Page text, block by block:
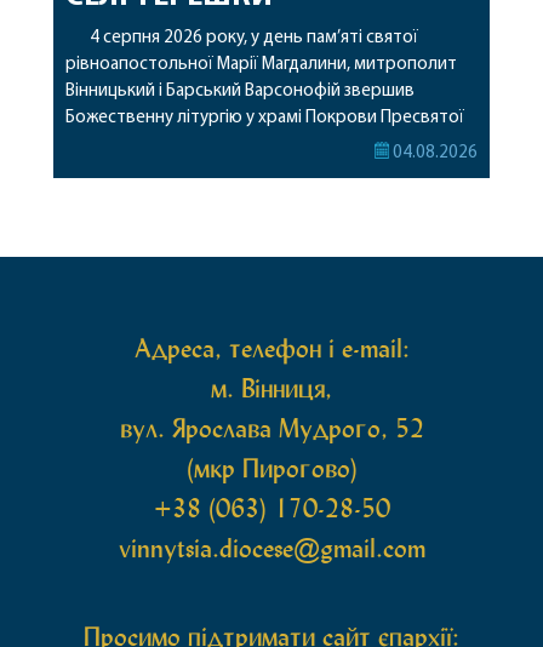
4 серпня 2026 року, у день пам’яті святої
рівноапостольної Марії Магдалини, митрополит
Вінницький і Барський Варсонофій звершив
Божественну літургію у храмі Покрови Пресвятої
Богородиці села Терешки Барського благочиння.
04.08.2026
Адреса, телефон і e-mail:
м. Вінниця,
вул. Ярослава Мудрого, 52
(мкр Пирогово)
+38 (063) 170-28-50
vinnytsia.diocese@gmail.com
Просимо підтримати сайт єпархії: